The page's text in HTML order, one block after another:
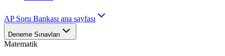
AP Soru Bankası ana sayfası
Deneme Sınavları
Matematik